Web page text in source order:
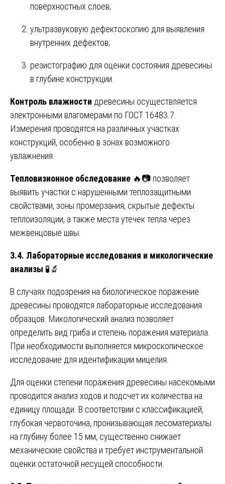
поверхностных слоев;
ультразвуковую дефектоскопию для выявления
внутренних дефектов;
резистографию для оценки состояния древесины
в глубине конструкции.
Контроль влажности древесины осуществляется
электронными влагомерами по ГОСТ 16483.7.
Измерения проводятся на различных участках
конструкций, особенно в зонах возможного
увлажнения.
Тепловизионное обследование 🔥📷 позволяет
выявить участки с нарушенными теплозащитными
свойствами, зоны промерзания, скрытые дефекты
теплоизоляции, а также места утечек тепла через
межвенцовые швы.
3.4. Лабораторные исследования и микологические
анализы 🧪🔬
В случаях подозрения на биологическое поражение
древесины проводятся лабораторные исследования
образцов. Микологический анализ позволяет
определить вид гриба и степень поражения материала.
При необходимости выполняется микроскопическое
исследование для идентификации мицелия.
Для оценки степени поражения древесины насекомыми
проводится анализ ходов и подсчет их количества на
единицу площади. В соответствии с классификацией,
глубокая червоточина, пронизывающая лесоматериалы
на глубину более 15 мм, существенно снижает
механические свойства и требует инструментальной
оценки остаточной несущей способности.